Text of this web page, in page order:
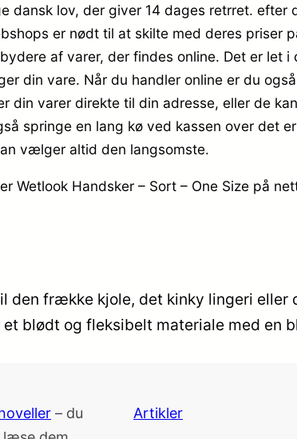
dansk lov, der giver 14 dages retrret.
er nødt til at skilte med deres priser
af varer, der findes online. Det er
din vare. Når du handler online er du
din varer direkte til din adresse, eller de
springe en lang kø ved kassen over det
vælger altid den langsomste.
Wetlook Handsker – Sort – One Size på
frække kjole, det kinky lingeri eller
blødt og fleksibelt materiale med en
– du
Artikler